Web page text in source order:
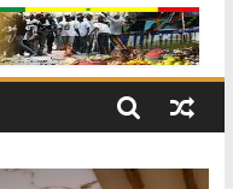
TikTok pour tirer
ses univers
Mehdi
narcotrafic